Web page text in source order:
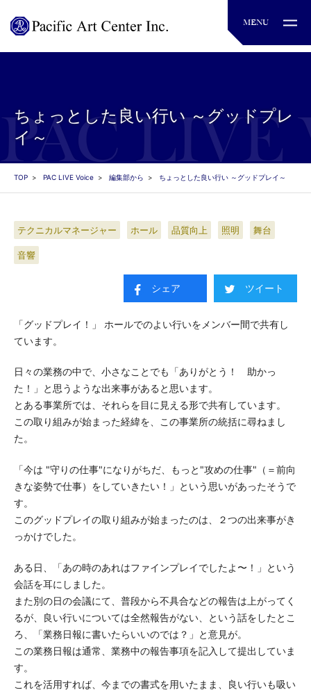
ちょっとした良い行い ～グッドプレ
イ～
TOP PAC LIVE Voice 編集部から ちょっとした良い行い ～グッドプレイ～
テクニカルマネージャー ホール 品質向上 照明 舞台
音響
シェア ツイート
「グッドプレイ！」 ホールでのよい行いをメンバー間で共有し
ています。
日々の業務の中で、小さなことでも「ありがとう！ 助かっ
た！」と思うような出来事があると思います。
とある事業所では、それらを目に見える形で共有しています。
この取り組みが始まった経緯を、この事業所の統括に尋ねまし
た。
「今は "守りの仕事"になりがちだ、もっと"攻めの仕事"（＝前向
きな姿勢で仕事）をしていきたい！」という思いがあったそうで
す。
このグッドプレイの取り組みが始まったのは、２つの出来事がき
っかけでした。
ある日、「あの時のあれはファインプレイでしたよ〜！」という
会話を耳にしました。
また別の日の会議にて、普段から不具合などの報告は上がってく
るが、良い行いについては全然報告がない、という話をしたとこ
ろ、「業務日報に書いたらいいのでは？」と意見が。
この業務日報は通常、業務中の報告事項を記入して提出していま
す。
これを活用すれば、今までの書式を用いたまま、良い行いも吸い